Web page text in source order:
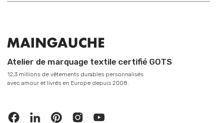
Atelier de marquage textile certifié GOTS
12,3 millions de vêtements durables personnalisés
avec amour et livrés en Europe depuis 2008.